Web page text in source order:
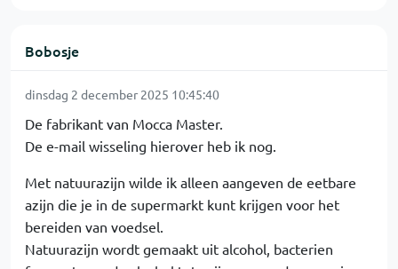
Bobosje
dinsdag 2 december 2025 10:45:40
De fabrikant van Mocca Master.
De e-mail wisseling hierover heb ik nog.
Met natuurazijn wilde ik alleen aangeven de eetbare
azijn die je in de supermarkt kunt krijgen voor het
bereiden van voedsel.
Natuurazijn wordt gemaakt uit alcohol, bacterien